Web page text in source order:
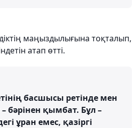
маңыздылығына тоқталып,
атап өтті.
басшысы ретінде мен
– бәрінен қымбат. Бұл –
ұран емес, қазіргі